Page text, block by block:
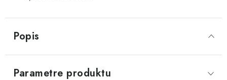
Popis
Parametre produktu